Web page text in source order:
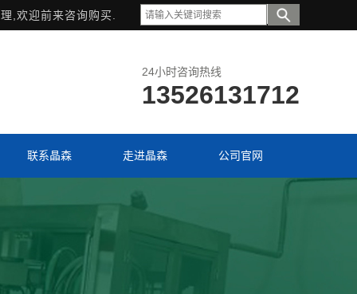
,欢迎前来咨询购买.
24小时咨询热线
13526131712
联系晶森 走进晶森 公司官网